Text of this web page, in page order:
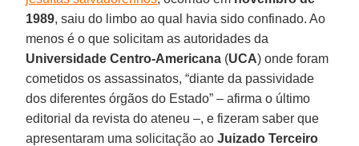
1989, saiu do limbo ao qual havia sido confinado. Ao
menos é o que solicitam as autoridades da
Universidade Centro-Americana (UCA) onde foram
cometidos os assassinatos, “diante da passividade
dos diferentes órgãos do Estado” – afirma o último
editorial da revista do ateneu –, e fizeram saber que
apresentaram uma solicitação aoJuizado Terceiro